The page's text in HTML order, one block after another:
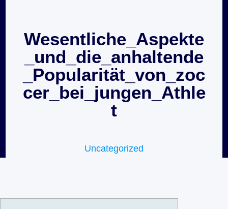
Wesentliche_Aspekte
_und_die_anhaltende
_Popularität_von_zoc
cer_bei_jungen_Athle
t
Uncategorized